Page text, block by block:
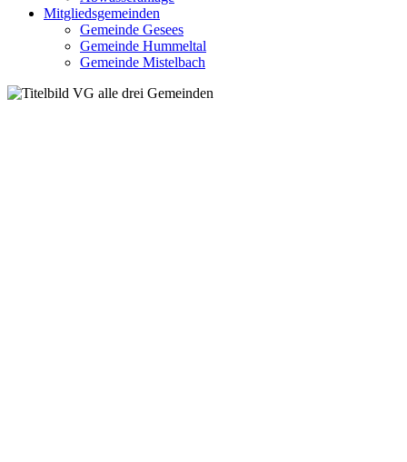
Mitgliedsgemeinden
Gemeinde Gesees
Gemeinde Hummeltal
Gemeinde Mistelbach